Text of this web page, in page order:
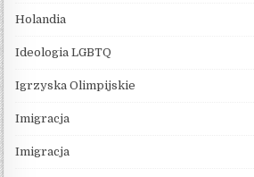
Holandia
Ideologia LGBTQ
Igrzyska Olimpijskie
Imigracja
Imigracja